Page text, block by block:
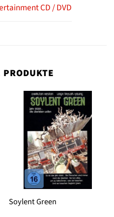
CD / DVD
Soylent Green